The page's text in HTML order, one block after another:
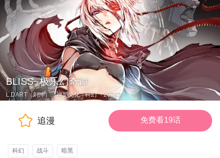
BLISS~极乐幻奇谭
L.DART（刘冲）、神契文化·科幻 ·26742
追漫 免费看19话
科幻 战斗 暗黑